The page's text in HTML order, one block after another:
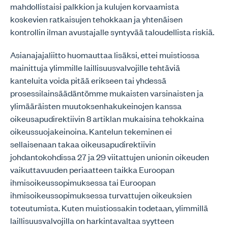
mahdollistaisi palkkion ja kulujen korvaamista
koskevien ratkaisujen tehokkaan ja yhtenäisen
kontrollin ilman avustajalle syntyvää taloudellista riskiä.
Asianajajaliitto huomauttaa lisäksi, ettei muistiossa
mainittuja ylimmille laillisuusvalvojille tehtäviä
kanteluita voida pitää erikseen tai yhdessä
prosessilainsäädäntömme mukaisten varsinaisten ja
ylimääräisten muutoksenhakukeinojen kanssa
oikeusapudirektiivin 8 artiklan mukaisina tehokkaina
oikeussuojakeinoina. Kantelun tekeminen ei
sellaisenaan takaa oikeusapudirektiivin
johdantokohdissa 27 ja 29 viitattujen unionin oikeuden
vaikuttavuuden periaatteen taikka Euroopan
ihmisoikeussopimuksessa tai Euroopan
ihmisoikeussopimuksessa turvattujen oikeuksien
toteutumista. Kuten muistiossakin todetaan, ylimmillä
laillisuusvalvojilla on harkintavaltaa syytteen